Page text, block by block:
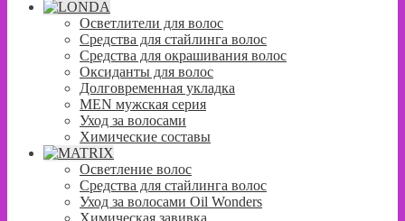
Осветлители для волос
Средства для стайлинга волос
Средства для окрашивания волос
Оксиданты для волос
Долговременная укладка
MEN мужская серия
Уход за волосами
Химические составы
Осветление волос
Средства для стайлинга волос
Уход за волосами Oil Wonders